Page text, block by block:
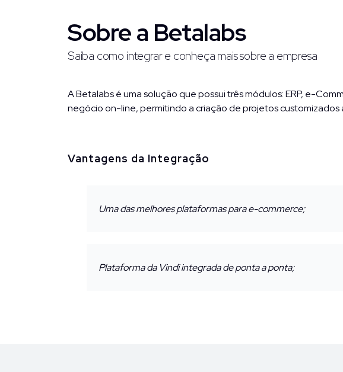
Sobre a Betalabs
Saiba como integrar e conheça mais sobre a empresa
A Betalabs é uma solução que possui três módulos: ERP, e-
negócio on-line, permitindo a criação de projetos customizados
Vantagens da Integração
Uma das melhores plataformas para e-commerce;
Plataforma da Vindi integrada de ponta a ponta;